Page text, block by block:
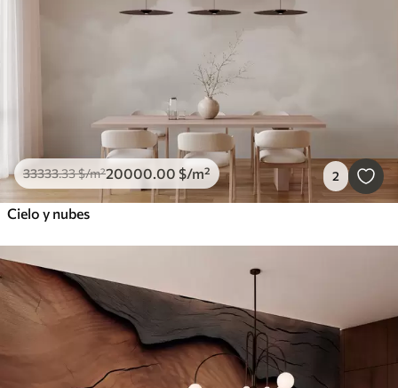
33333.33$/m²20000.00 $/m² 2
Cielo y nubes